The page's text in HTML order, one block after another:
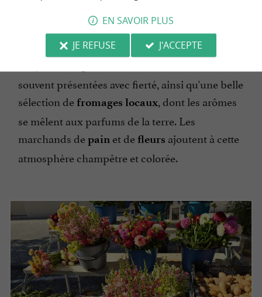
souvent présentées avec fierté, ainsi qu'une belle
sélection de fromages locaux, dont les arômes
se mêlent aux parfums de la terre. Les
marchands depain et de fleurs ajoutent à cette
atmosphère champêtre et colorée.
EN SAVOIR PLUS
JE REFUSE
J'ACCEPTE